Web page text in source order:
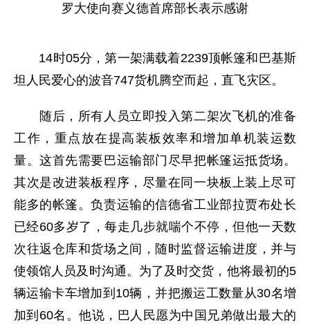
罗大使向赛义德首席部长表示感谢
14时05分，第一架满载着2239顶帐篷和巴基斯
坦人民爱心的波音747货机腾空而起，直飞灾区。
随后，所有人员立即投入第二架次飞机的准备
工作，重点放在提高装板效率和增加单机装运数
量。这首先需要巴运输部门尽早把帐篷运抵货场。
其次是改进装板程序，尽量在同一块板上装上尽可
能多的帐篷。负责运输的信德省工业部拉贾布处长
已经60多岁了，每走几步就喘个不停，但他一天数
次往返仓库和货场之间，随时监督运输进度，并与
使领馆人员及时沟通。为了及时交货，他将最初的5
辆运输卡车增加到10辆，并把搬运工数量从30名增
加到60名。他说，巴人民愿为中国兄弟做出最大的